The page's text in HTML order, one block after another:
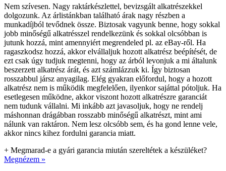
Nem szívesen. Nagy raktárkészlettel, bevizsgált alkatrészekkel
dolgozunk. Az árlistánkban található árak nagy részben a
munkadíjból tevődnek össze. Biztosak vagyunk benne, hogy sokkal
jobb minőségű alkatrésszel rendelkezünk és sokkal olcsóbban is
jutunk hozzá, mint amennyiért megrendeled pl. az eBay-ről. Ha
ragaszkodsz hozzá, akkor elvállaljuk hozott alkatrész beépítését, de
ezt csak úgy tudjuk megtenni, hogy az árból levonjuk a mi általunk
beszerzett alkatrész árát, és azt számlázzuk ki. Így biztosan
rosszabbul jársz anyagilag. Elég gyakran előfordul, hogy a hozott
alkatrész nem is működik megfelelően, ilyenkor sajáttal pótoljuk. Ha
esetlegesen működne, akkor viszont hozott alkatrészre garanciát
nem tudunk vállalni. Mi inkább azt javasoljuk, hogy ne rendelj
máshonnan drágábban rosszabb minőségű alkatrészt, mint ami
nálunk van raktáron. Nem lesz olcsóbb sem, és ha gond lenne vele,
akkor nincs kihez fordulni garancia miatt.
+ Megmarad-e a gyári garancia miután szereltétek a készüléket?
Megnézem »